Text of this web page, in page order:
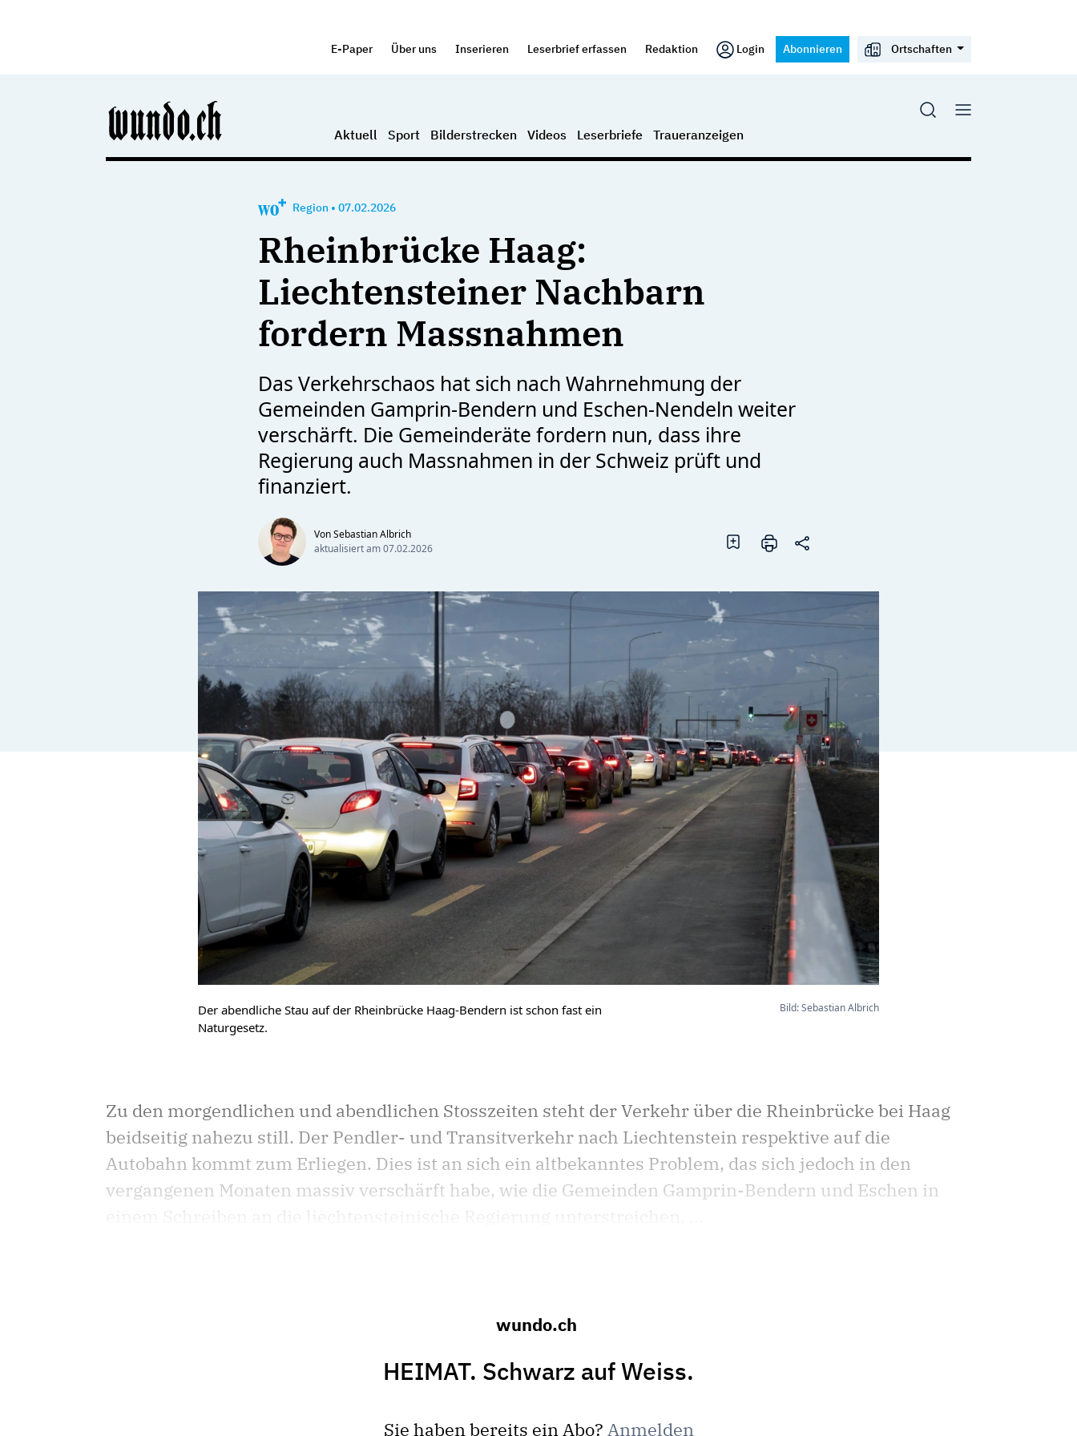
E-Paper Über uns Inserieren Leserbrief erfassen Redaktion Login Abonnieren Ortschaften
Aktuell Sport Bilderstrecken Videos Leserbriefe Traueranzeigen
Region • 07.02.2026
Rheinbrücke Haag:
Liechtensteiner Nachbarn
fordern Massnahmen
Das Verkehrschaos hat sich nach Wahrnehmung der
Gemeinden Gamprin-Bendern und Eschen-Nendeln weiter
verschärft. Die Gemeinderäte fordern nun, dass ihre
Regierung auch Massnahmen in der Schweiz prüft und
finanziert.
Von Sebastian Albrich
aktualisiert am07.02.2026
Der abendliche Stau auf der Rheinbrücke Haag-Bendern ist schon fast ein
Naturgesetz.
Bild: Sebastian Albrich
Zu den morgendlichen und abendlichen Stosszeiten steht der Verkehr über die Rheinbrücke bei Haag
beidseitig nahezu still. Der Pendler- und Transitverkehr nach Liechtenstein respektive auf die
Autobahn kommt zum Erliegen. Dies ist an sich ein altbekanntes Problem, das sich jedoch in den
vergangenen Monaten massiv verschärft habe, wie die Gemeinden Gamprin-Bendern und Eschen in
wundo.ch
HEIMAT. Schwarz auf Weiss.
Sie haben bereits ein Abo? Anmelden